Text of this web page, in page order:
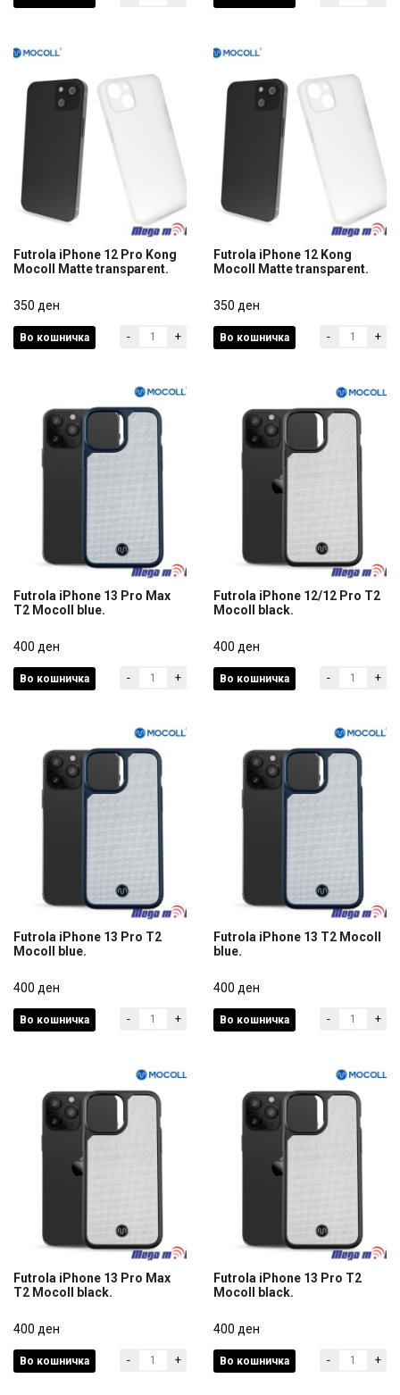
Mocoll Matte transparent.
350 ден
Futrola iPhone 12 Pro Kong
Mocoll Matte transparent.
350 ден
Во кошничка - +
Mocoll Matte transparent.
350 ден
Futrola iPhone 12 Kong
Mocoll Matte transparent.
350 ден
Во кошничка - +
T2 Mocoll blue.
400 ден
Futrola iPhone 13 Pro Max
T2 Mocoll blue.
400 ден
Во кошничка - +
Mocoll black.
400 ден
Futrola iPhone 12/12 Pro T2
Mocoll black.
400 ден
Во кошничка - +
Mocoll blue.
400 ден
Futrola iPhone 13 Pro T2
Mocoll blue.
400 ден
Во кошничка - +
blue.
400 ден
Futrola iPhone 13 T2 Mocoll
blue.
400 ден
Во кошничка - +
T2 Mocoll black.
400 ден
Futrola iPhone 13 Pro Max
T2 Mocoll black.
400 ден
Во кошничка - +
Mocoll black.
400 ден
Futrola iPhone 13 Pro T2
Mocoll black.
400 ден
Во кошничка - +